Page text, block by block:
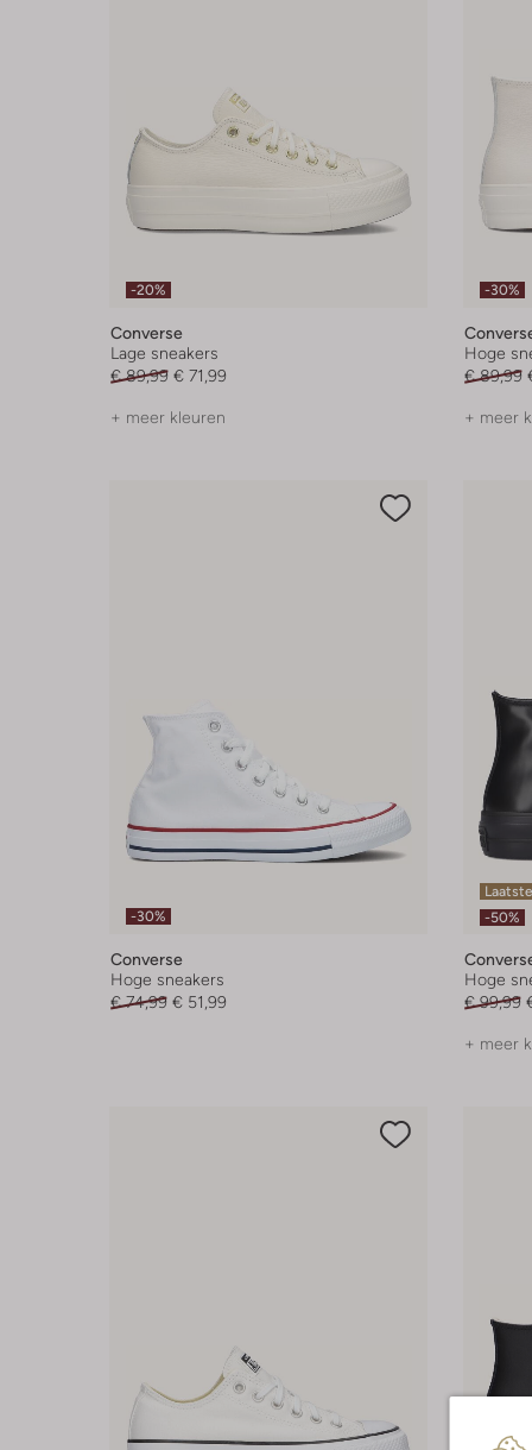
-20%
Converse
Lage sneakers
€ 89,99 € 71,99
+ meer kleuren
-30%
Hoge
€ 89,99
+ meer
-30%
Converse
Hoge sneakers
€ 74,99 € 51,99
-50%
Hoge
€ 99,99
+ meer